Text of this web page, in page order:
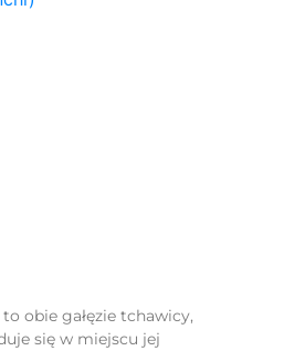
obie gałęzie tchawicy,
się w miejscu jej